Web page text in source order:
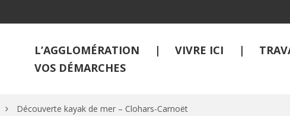
Linkedin
L’AGGLOMÉRATION VIVRE ICI
VOS DÉMARCHES
Découverte kayak de mer – Clohars-Carnoët